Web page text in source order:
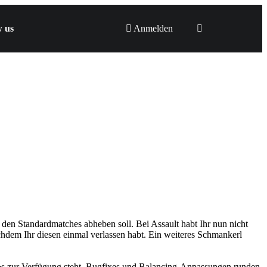
us Anmelden
Standardmatches abheben soll. Bei Assault habt Ihr nun nicht
Ihr diesen einmal verlassen habt. Ein weiteres Schmankerl